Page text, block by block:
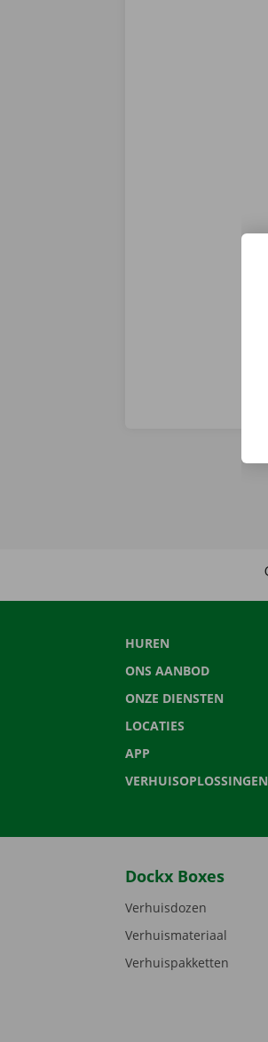
HUREN
ONS AANBOD
ONZE DIENSTEN
LOCATIES
APP
VERHUISOPLOSSINGEN
Dockx Boxes
Verhuisdozen
Verhuismateriaal
Verhuispakketten